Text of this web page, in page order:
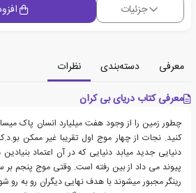
جزئیات
معرفی دسته‌بندی
نظرات
معرفی کتاب دریای بی کران
چطور زمین را از وجود هفت میلیارد انسان پاک
کنید. نجات از چهار موج اول تقریبا غیر ممکن
دنیایی جدید میابد دنیایی که در آن اعتماد
پیوند می داد از بین رفته است. وقتی موج پنجم
رینگر مجبور میشوند با هدف نهایی دیگران رو به رو